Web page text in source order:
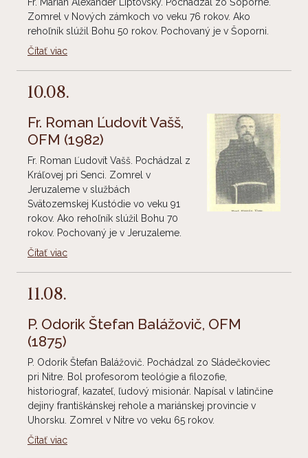
Zomrel v Nových zámkoch vo veku 76 rokov. Ako
rehoľník slúžil Bohu 50 rokov. Pochovaný je v Šoporni.
Čítať viac
10.08.
Fr. Roman Ľudovít Vašš,
OFM (1982)
Fr. Roman Ľudovít Vašš. Pochádzal z
Kráľovej pri Senci. Zomrel v
Jeruzaleme v službách
Svätozemskej Kustódie vo veku 91
rokov. Ako rehoľník slúžil Bohu 70
rokov. Pochovaný je v Jeruzaleme.
Čítať viac
11.08.
P. Odorik Štefan Balážovič, OFM
(1875)
P. Odorik Štefan Balážovič. Pochádzal zo Sládečkoviec
pri Nitre. Bol profesorom teológie a filozofie,
historiograf, kazateľ, ľudový misionár. Napísal v latinčine
dejiny františkánskej rehole a mariánskej provincie v
Uhorsku. Zomrel v Nitre vo veku 65 rokov.
Čítať viac